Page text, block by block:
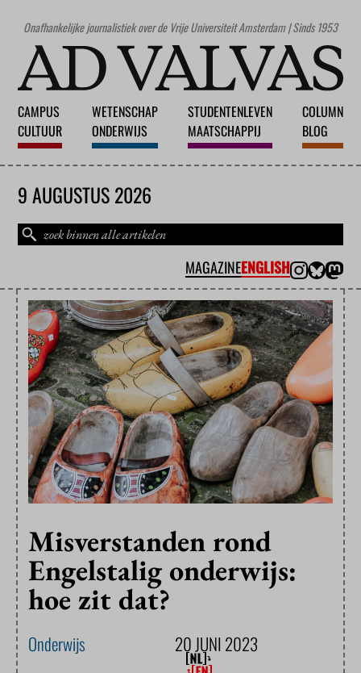
Onafhankelijke journalistiek over de Vrije Universiteit Amsterdam | Sinds 1953
CAMPUS
CULTUUR
WETENSCHAP
ONDERWIJS
STUDENTENLEVEN
MAATSCHAPPIJ
COLUMN
BLOG
9 AUGUSTUS 2026
MAGAZINEENGLISH
Misverstanden rond
Engelstalig onderwijs:
hoe zit dat?
Onderwijs 20 JUNI 2023